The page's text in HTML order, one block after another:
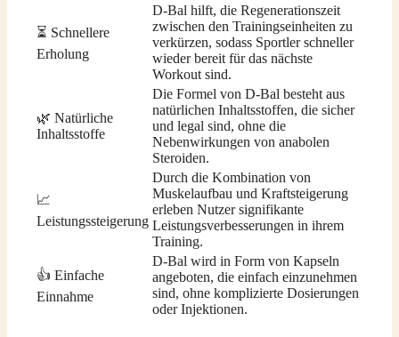
⏳ Schnellere
Erholung
D-Bal hilft, die Regenerationszeit
zwischen den Trainingseinheiten zu
verkürzen, sodass Sportler schneller
wieder bereit für das nächste
Workout sind.
🌿 Natürliche
Inhaltsstoffe
Die Formel von D-Bal besteht aus
natürlichen Inhaltsstoffen, die sicher
und legal sind, ohne die
Nebenwirkungen von anabolen
Steroiden.
📈
Leistungssteigerung
Durch die Kombination von
Muskelaufbau und Kraftsteigerung
erleben Nutzer signifikante
Leistungsverbesserungen in ihrem
Training.
👍 Einfache
Einnahme
D-Bal wird in Form von Kapseln
angeboten, die einfach einzunehmen
sind, ohne komplizierte Dosierungen
oder Injektionen.